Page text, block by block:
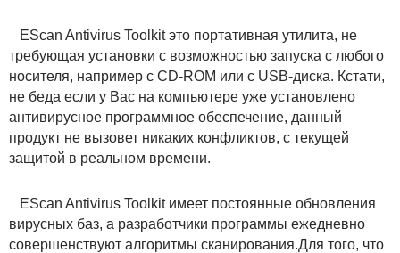
EScan Antivirus Toolkit это портативная утилита, не
требующая установки с возможностью запуска с любого
носителя, например с CD-ROM или с USB-диска. Кстати,
не беда если у Вас на компьютере уже установлено
антивирусное программное обеспечение, данный
продукт не вызовет никаких конфликтов, с текущей
защитой в реальном времени.
EScan Antivirus Toolkit имеет постоянные обновления
вирусных баз, а разработчики программы ежедневно
совершенствуют алгоритмы сканирования.Для того, что